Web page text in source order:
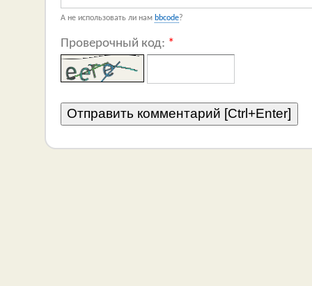
А не использовать ли нам bbcode?
Проверочный код: *